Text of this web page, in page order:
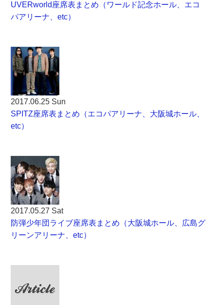
UVERworld座席表まとめ（ワールド記念ホール、エコ
パアリーナ、etc）
2017.06.25 Sun
SPITZ座席表まとめ（エコパアリーナ、大阪城ホール、
etc）
2017.05.27 Sat
防弾少年団ライブ座席表まとめ（大阪城ホール、広島グ
リーンアリーナ、etc）